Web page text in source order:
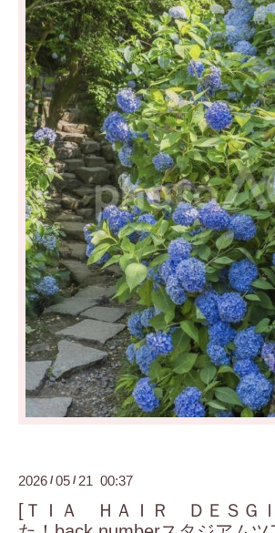
2026 /05 / 21 00:37
[ＴＩＡ ＨＡＩＲ ＤＥＳＧ